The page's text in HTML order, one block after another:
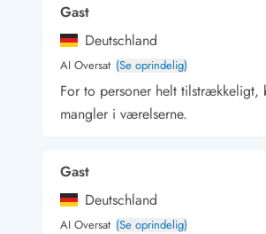
Minigolf i Vestjylland
Svømmehaller og badelande
Golfferie i sommerhus
Fitness og træning
Vandring langs Vestkysten
Vandski for hele familien
Sejlads langs Vestkysten
Gast
Deutschland
AI Oversat (Se oprindelig)
For to personer helt
mangler i værelserne.
Gast
Deutschland
AI Oversat (Se oprindelig)